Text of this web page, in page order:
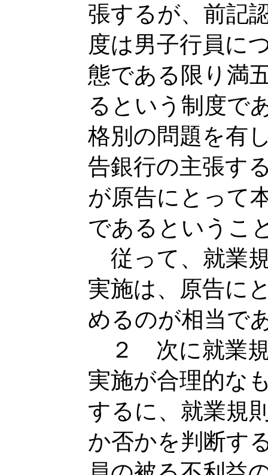
張するが、前記
度は男子行員に
態である限り満
るという制度で
格別の問題を有
告銀行の主張す
が原告にとって
であるというこ
従って、就業
実施は、原告に
めるのが相当で
２ 次に就業規
実施が合理的な
するに、就業規
か否かを判断す